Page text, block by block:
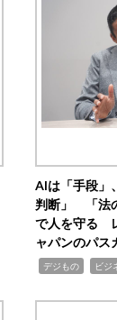
AIは「手段」
判断」 「法
で人を守る
ャパンのパス
デジもの ビジ